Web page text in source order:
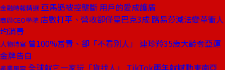
金融時報精選 亞馬遜被控壟斷 用戶的愛成護盾
商周CEO學院 店數打平、營收卻僅星巴克3成 路易莎減法變革衝人
均消費
人物特寫 曾100%當責、卻「不看別人」 連珍羚35歲大齡奪亞運
金牌告白
全球就它一家玩「貨找人」 TikTok兩年就撼動東南亞